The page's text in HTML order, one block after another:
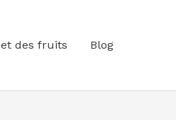
des fruits Blog